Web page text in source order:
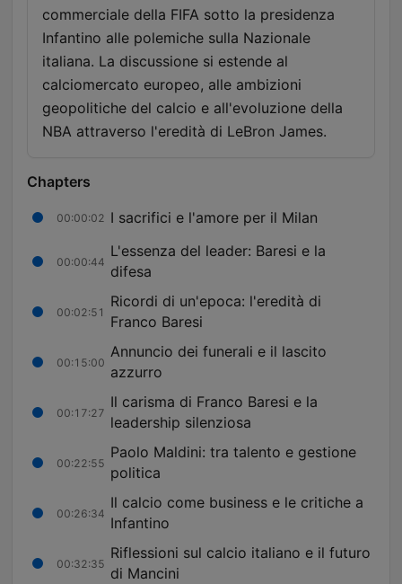
commerciale della FIFA sotto la presidenza
Infantino alle polemiche sulla Nazionale
italiana. La discussione si estende al
calciomercato europeo, alle ambizioni
geopolitiche del calcio e all'evoluzione della
NBA attraverso l'eredità di LeBron James.
Chapters
00:00:02 I sacrifici e l'amore per il Milan
00:00:44
L'essenza del leader: Baresi e la
difesa
00:02:51
Ricordi di un'epoca: l'eredità di
Franco Baresi
00:15:00
Annuncio dei funerali e il lascito
azzurro
00:17:27
Il carisma di Franco Baresi e la
leadership silenziosa
00:22:55
Paolo Maldini: tra talento e gestione
politica
00:26:34
Il calcio come business e le critiche a
Infantino
00:32:35
Riflessioni sul calcio italiano e il futuro
di Mancini